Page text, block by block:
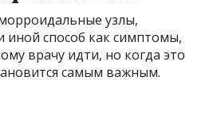
узлы,
иной способ как симптомы,
врачу идти, но когда это
самым важным.